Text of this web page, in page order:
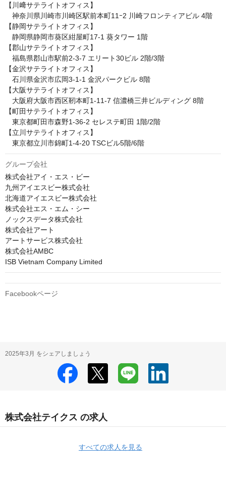
【川﨑サテライトオフィス】
神奈川県川崎市川崎区駅前本町11ｰ2 川崎フロンティアビル 4階
【静岡サテライトオフィス】
静岡県静岡市葵区紺屋町17-1 葵タワー 1階
【郡山サテライトオフィス】
福島県郡山市駅前2-3-7 エリート30ビル 2階/3階
【金沢サテライトオフィス】
石川県金沢市広岡3-1-1 金沢パークビル 8階
【大阪サテライトオフィス】
大阪府大阪市西区靭本町1-11-7 信濃橋三井ビルディング 8階
【町田サテライトオフィス】
東京都町田市森野1-36-2 セレステ町田 1階/2階
【立川サテライトオフィス】
東京都立川市錦町1-4-20 TSCビル5階/6階
グループ会社
株式会社アイ・エス・ビー
九州アイエスビー株式会社
北海道アイエスビー株式会社
株式会社エス・エム・シー
ノックスデータ株式会社
株式会社アート
アートサービス株式会社
株式会社AMBC
ISB Vietnam Company Limited
Facebookページ
2025年3月 をシェアしましょう
株式会社テイクス の求人
すべての求人を見る